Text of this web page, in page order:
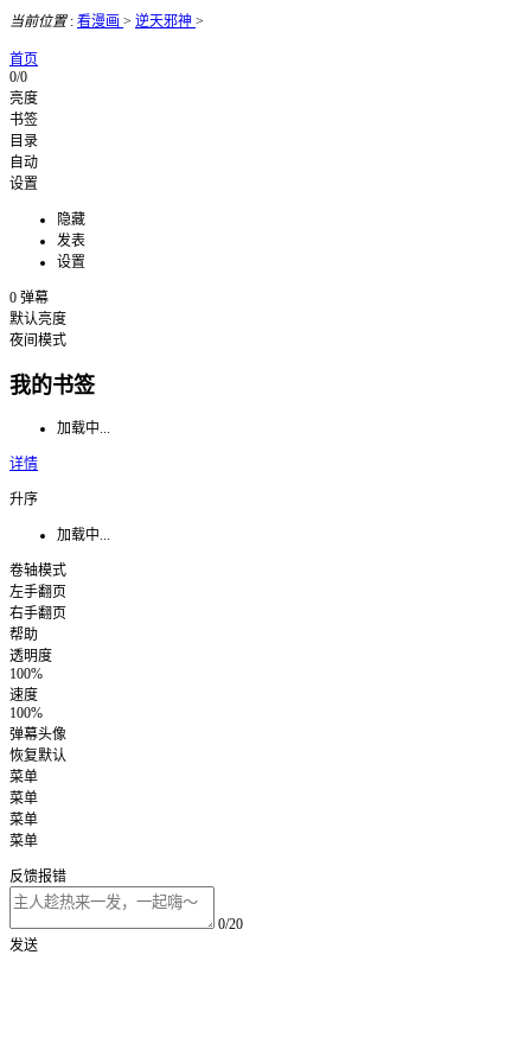
当前位置: 看漫画 > 逆天邪神 >
首页
0/0
亮度
书签
目录
自动
设置
隐藏
发表
设置
0 弹幕
默认亮度
夜间模式
我的书签
加载中...
详情
升序
加载中...
卷轴模式
左手翻页
右手翻页
帮助
透明度
100%
速度
100%
弹幕头像
恢复默认
菜单
菜单
菜单
菜单
反馈报错
0/20
发送